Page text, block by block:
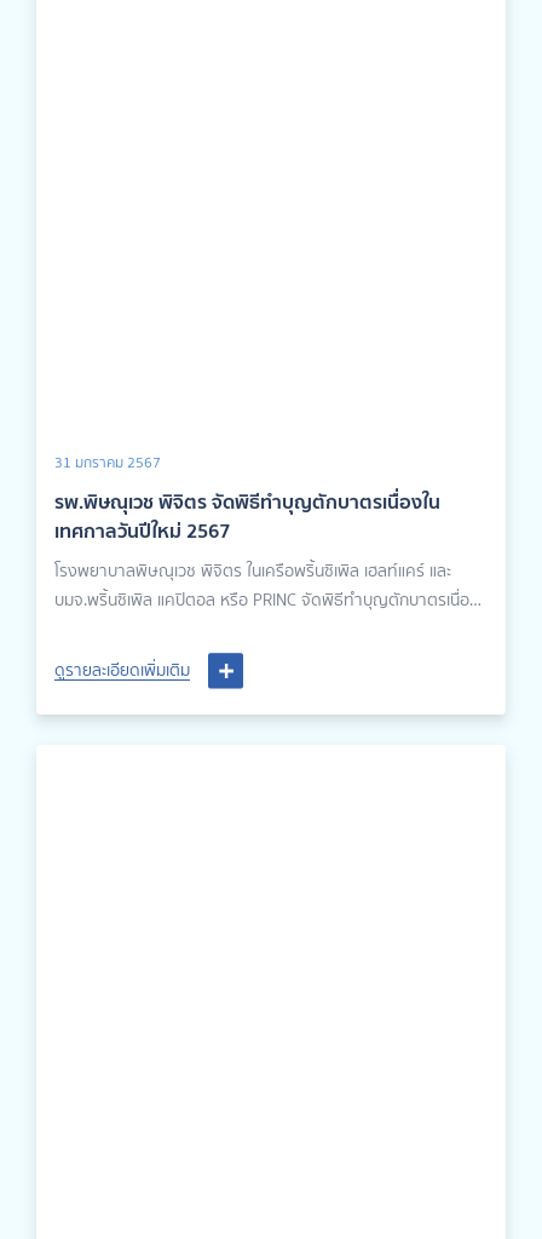
31 มกราคม 2567
รพ.พิษณุเวช พิจิตร จัดพิธีทำบุญตักบาตรเนื่องใน
เทศกาลวันปีใหม่ 2567
โรงพยาบาลพิษณุเวช พิจิตร ในเครือพริ้นซิเพิล เฮลท์แคร์ และ
บมจ.พริ้นซิเพิล แคปิตอล หรือ PRINC จัดพิธีทำบุญตักบาตรเนื่อง
ผู้อำนวยการโรงพยาบาลพิษณุเวช พิจิตร, แพทย์หญิงวิลาสินี
รัตนชัยวงศ์ ผู้ช่วยผู้อำนวยการโรงพยาบาลพิษณุเวช พิจิตร, นาย
แพทย์สราวุธ แสนเสมอ ประธานองค์กรแพทย์โรงพยาบาลพิษณุ
ดูรายละเอียดเพิ่มเติม